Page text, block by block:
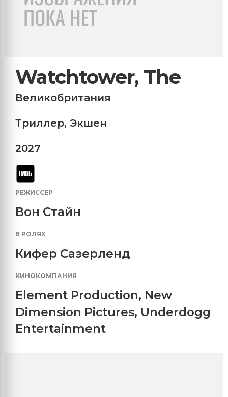
Watchtower, The
Великобритания
Триллер, Экшен
2027
РЕЖИССЕР
Вон Стайн
В РОЛЯХ
Кифер Сазерленд
КИНОКОМПАНИЯ
Element Production, New
Dimension Pictures, Underdogg
Entertainment